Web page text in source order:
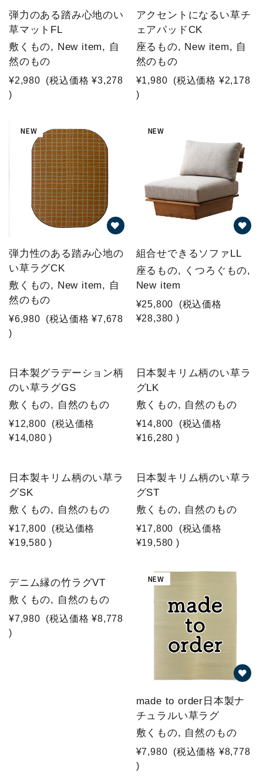
弾力のある踏み心地のい
草マットFL
敷くもの, New item, 自
然のもの
¥2,980 (税込価格 ¥3,278
)
アクセントになるい草チ
ェアパッドCK
座るもの, New item, 自
然のもの
¥1,980 (税込価格 ¥2,178
)
NEW
弾力性のある踏み心地の
い草ラグCK
敷くもの, New item, 自
然のもの
¥6,980 (税込価格 ¥7,678
)
NEW
組合せできるソファLL
座るもの, くつろぐもの,
New item
¥25,800
(税込価格
¥28,380 )
日本製グラデーション柄
のい草ラグGS
敷くもの, 自然のもの
¥12,800
(税込価格
¥14,080 )
日本製キリム柄のい草ラ
グLK
敷くもの, 自然のもの
¥14,800
(税込価格
¥16,280 )
日本製キリム柄のい草ラ
グSK
敷くもの, 自然のもの
¥17,800
(税込価格
¥19,580 )
日本製キリム柄のい草ラ
グST
敷くもの, 自然のもの
¥17,800
(税込価格
¥19,580 )
デニム縁の竹ラグVT
敷くもの, 自然のもの
¥7,980 (税込価格 ¥8,778
)
NEW
made to order日本製ナ
チュラルい草ラグ
敷くもの, 自然のもの
¥7,980 (税込価格 ¥8,778
)